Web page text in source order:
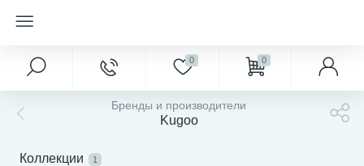
0 0
Бренды и производители
Kugoo
Коллекции 1